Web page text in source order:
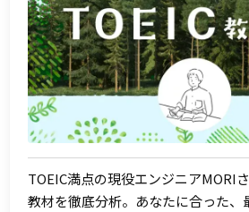
TOEIC満点の現役エンジニアMORI
教材を徹底分析。あなたに合った、